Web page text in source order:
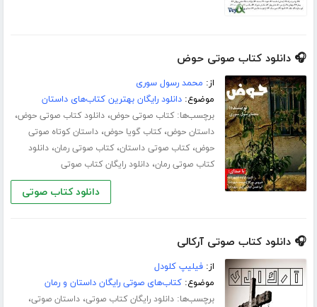
🎧 دانلود کتاب صوتی حوض
از: محمد رسول سوری
موضوع:دانلود رایگان بهترین کتاب‌های داستان
برچسب‌ها:کتاب صوتی حوض،دانلود کتاب صوتی حوض،
داستان حوض،کتاب گویا حوض،داستان کوتاه صوتی
حوض،کتاب صوتی داستان،کتاب صوتی رمان،دانلود
کتاب صوتی رمان،دانلود رایگان کتاب صوتی
دانلود کتاب صوتی
🎧 دانلود کتاب صوتی آرکالی
از:فیلیپ کلودل
موضوع:کتاب‌های صوتی رایگان داستان و رمان
برچسب‌ها:دانلود رایگان کتاب صوتی،داستان صوتی،